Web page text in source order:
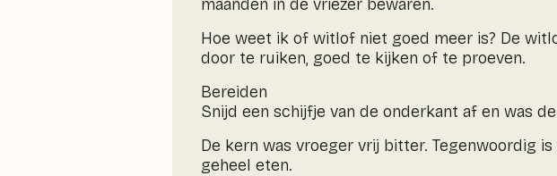
maanden in de vriezer bewaren.
Hoe weet ik of witlof niet goed meer is? De
door te ruiken, goed te kijken of te proeven.
Bereiden
Snijd een schijfje van de onderkant af en was
De kern was vroeger vrij bitter. Tegenwoordig
geheel eten.